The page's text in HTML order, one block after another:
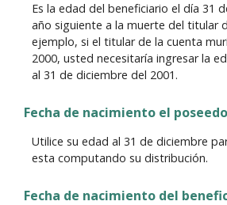
Es la edad del beneficiario el día 31
año siguiente a la muerte del titular
ejemplo, si el titular de la cuenta
2000, usted necesitaría ingresar la
al 31 de diciembre del 2001.
Fecha de nacimiento el
Utilice su edad al 31 de diciembre
esta computando su distribución.
Fecha de nacimiento del